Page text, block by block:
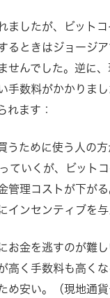
ましたが、ビット
るときはジョージ
せんでした。逆に
手数料がかかりま
れます：
うために使う人の方
ていくが、ビット
管理コストが下が
インセンティブを与
お金を逃すのが難
高く手数料も高く
め安い。（現地通